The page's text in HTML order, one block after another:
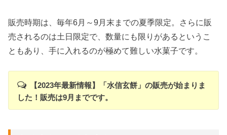
販売時期は、毎年6月～9月末までの夏季限定。さらに販
売されるのは土日限定で、数量にも限りがあるというこ
ともあり、手に入れるのが極めて難しい水菓子です。
【2023年最新情報】
「水信玄餅」の販売が始まりま
した！販売は9月までです。